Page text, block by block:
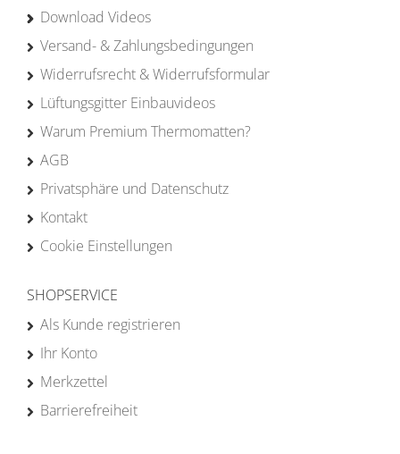
Download Videos
Versand- & Zahlungsbedingungen
Widerrufsrecht & Widerrufsformular
Lüftungsgitter Einbauvideos
Warum Premium Thermomatten?
AGB
Privatsphäre und Datenschutz
Kontakt
Cookie Einstellungen
SHOPSERVICE
Als Kunde registrieren
Ihr Konto
Merkzettel
Barrierefreiheit